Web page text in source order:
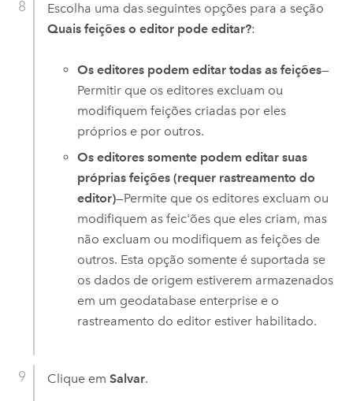
Escolha uma das seguintes opções para a seção
Quais feições o editor pode editar?:
Os editores podem editar todas as feições—
Permitir que os editores excluam ou
modifiquem feições criadas por eles
próprios e por outros.
Os editores somente podem editar suas
próprias feições (requer rastreamento do
editor)—Permite que os editores excluam ou
modifiquem as feic'ões que eles criam, mas
não excluam ou modifiquem as feições de
outros. Esta opção somente é suportada se
os dados de origem estiverem armazenados
em um geodatabase enterprise e o
rastreamento do editor estiver habilitado.
Clique em Salvar.